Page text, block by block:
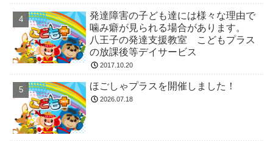
発達障害の子ども達には様々な理由で
噛み癖が見られる場合があります。
八王子の発達支援教室 こどもプラス
の放課後等デイサービス
2017.10.20
ほごしゃプラスを開催しました！
2026.07.18